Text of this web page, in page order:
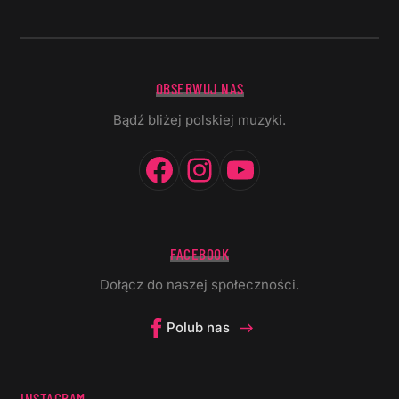
OBSERWUJ NAS
Bądź bliżej polskiej muzyki.
Facebook
Instagram
FACEBOOK
Dołącz do naszej społeczności.
Polub nas